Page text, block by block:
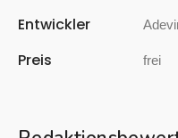
Entwickler
Preis frei